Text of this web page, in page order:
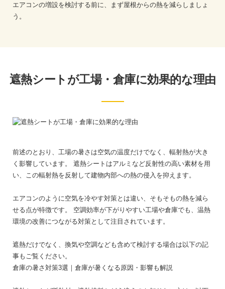
エアコンの増設を検討する前に、まず屋根からの熱を減らしましょ
う。
遮熱シートが工場・倉庫に効果的な理由
前述のとおり、工場の暑さは空気の温度だけでなく、輻射熱が大き
く影響しています。
遮熱シートはアルミなど反射性の高い素材を用
い、この輻射熱を反射して建物内部への熱の侵入を抑えます。
エアコンのように空気を冷やす対策とは違い、そもそもの熱を減ら
せる点が特徴です。
空調効率が下がりやすい工場や倉庫でも、温熱
環境の改善につながる対策として注目されています。
遮熱だけでなく、換気や空調なども含めて検討する場合は以下の記
事もご覧ください。
倉庫の暑さ対策3選｜倉庫が暑くなる原因・影響も解説